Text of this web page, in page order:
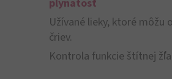
plynatosť
Užívané lieky, ktoré môžu
čriev.
Kontrola funkcie štítnej